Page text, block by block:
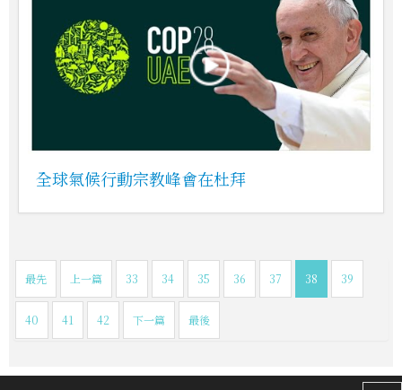
全球氣候行動宗教峰會在杜拜
最先 上一篇 33 34 35 36 37 38 39
40 41 42 下一篇 最後